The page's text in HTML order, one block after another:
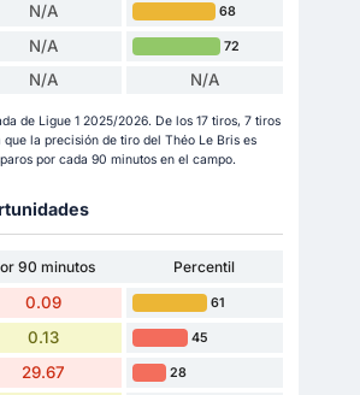
N/A 68
N/A 72
N/A N/A
de Ligue 1 2025/2026. De los 17 tiros, 7 tiros
la precisión de tiro del Théo Le Bris es
por cada 90 minutos en el campo.
90 minutos
Percentil
0.09 61
0.13 45
29.67 28